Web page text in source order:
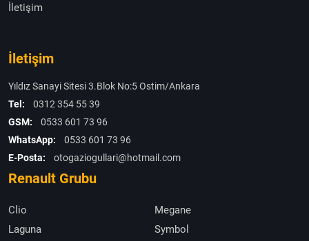
İletişim
İletişim
Yıldız Sanayi Sitesi 3.Blok No:5 Ostim/Ankara
Tel:
0312 354 55 39
GSM:
0533 601 73 96
WhatsApp:
0533 601 73 96
E-Posta:
otogaziogullari@hotmail.com
Renault Grubu
Clio
Megane
Laguna
Symbol